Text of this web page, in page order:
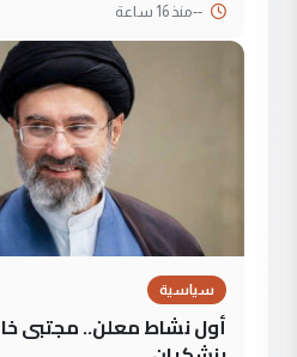
--منذ 16 ساعة
سياسية
أول نشاط معلن.. مجتبى